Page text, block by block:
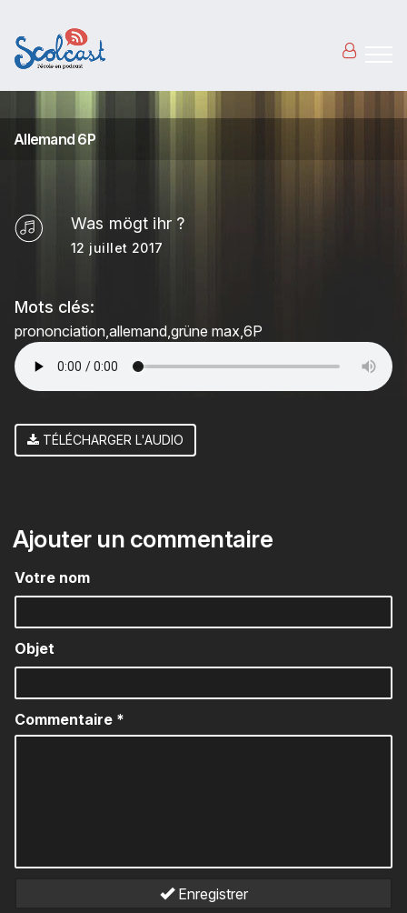
Allemand 6P
Was mögt ihr ?
12 juillet 2017
Mots clés:
prononciation allemand grüne max 6P
TÉLÉCHARGER L'AUDIO
Ajouter un commentaire
Votre nom
Objet
Commentaire *
Enregistrer